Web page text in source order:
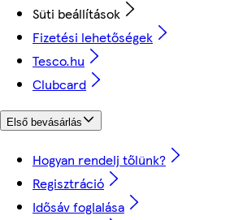
Süti beállítások
Fizetési lehetőségek
Tesco.hu
Clubcard
Első bevásárlás
Hogyan rendelj tőlünk?
Regisztráció
Idősáv foglalása